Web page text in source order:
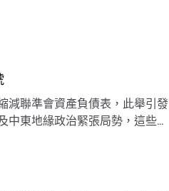
減聯準會資產負債表，此舉引發
東地緣政治緊張局勢，這些因
觀望期，重點將放在維持較高